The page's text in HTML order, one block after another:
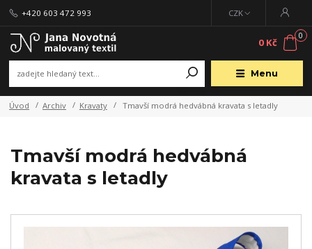
Menu
CZK
+420 603 472 993
0
0 Kč
Úvod Archiv Kravaty Tmavší modrá hedvábná kravata s letadly
Tmavší modrá hedvábná
kravata s letadly